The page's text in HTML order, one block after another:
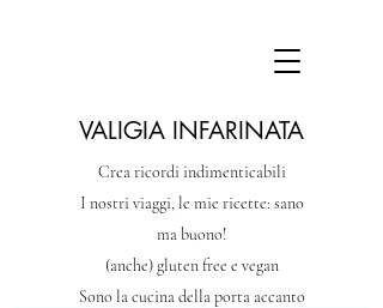
VALIGIA INFARINATA
Crea ricordi indimenticabili
I nostri viaggi, le mie ricette: sano
ma buono!
(anche) gluten free e vegan
Sono la cucina della porta accanto